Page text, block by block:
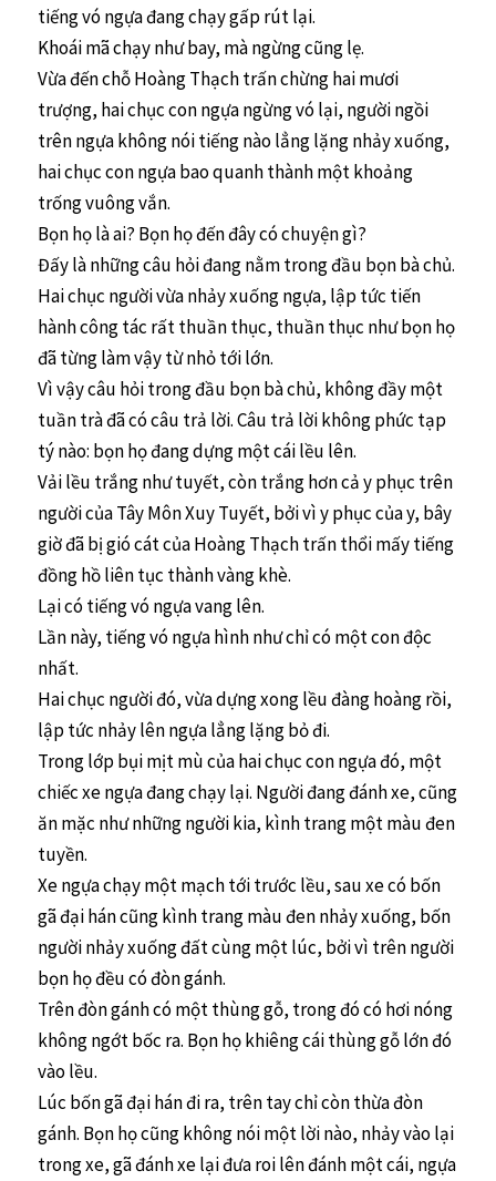
tiếng vó ngựa đang chạy gấp rút lại.
Khoái mã chạy như bay, mà ngừng cũng lẹ.
Vừa đến chỗ Hoàng Thạch trấn chừng hai mươi
trượng, hai chục con ngựa ngừng vó lại, người ngồi
trên ngựa không nói tiếng nào lẳng lặng nhảy xuống,
hai chục con ngựa bao quanh thành một khoảng
trống vuông vắn.
Bọn họ là ai? Bọn họ đến đây có chuyện gì?
Đấy là những câu hỏi đang nằm trong đầu bọn bà chủ.
Hai chục người vừa nhảy xuống ngựa, lập tức tiến
hành công tác rất thuần thục, thuần thục như bọn họ
đã từng làm vậy từ nhỏ tới lớn.
Vì vậy câu hỏi trong đầu bọn bà chủ, không đầy một
tuần trà đã có câu trả lời. Câu trả lời không phức tạp
tý nào: bọn họ đang dựng một cái lều lên.
Vải lều trắng như tuyết, còn trắng hơn cả y phục trên
người của Tây Môn Xuy Tuyết, bởi vì y phục của y, bây
giờ đã bị gió cát của Hoàng Thạch trấn thổi mấy tiếng
đồng hồ liên tục thành vàng khè.
Lại có tiếng vó ngựa vang lên.
Lần này, tiếng vó ngựa hình như chỉ có một con độc
nhất.
Hai chục người đó, vừa dựng xong lều đàng hoàng rồi,
lập tức nhảy lên ngựa lẳng lặng bỏ đi.
Trong lớp bụi mịt mù của hai chục con ngựa đó, một
chiếc xe ngựa đang chạy lại. Người đang đánh xe, cũng
ăn mặc như những người kia, kình trang một màu đen
tuyền.
Xe ngựa chạy một mạch tới trước lều, sau xe có bốn
gã đại hán cũng kình trang màu đen nhảy xuống, bốn
người nhảy xuống đất cùng một lúc, bởi vì trên người
bọn họ đều có đòn gánh.
Trên đòn gánh có một thùng gỗ, trong đó có hơi nóng
không ngớt bốc ra. Bọn họ khiêng cái thùng gỗ lớn đó
vào lều.
Lúc bốn gã đại hán đi ra, trên tay chỉ còn thừa đòn
gánh. Bọn họ cũng không nói một lời nào, nhảy vào lại
trong xe, gã đánh xe lại đưa roi lên đánh một cái, ngựa